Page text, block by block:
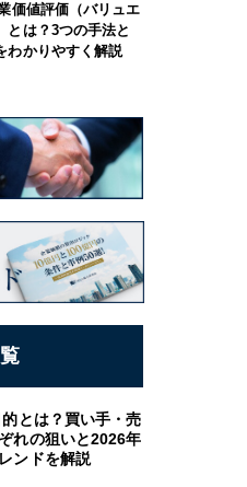
価値評価（バリュエ
とは？3つの手法と
わかりやすく解説
とは？買い手・売
れの狙いと2026年
ンドを解説